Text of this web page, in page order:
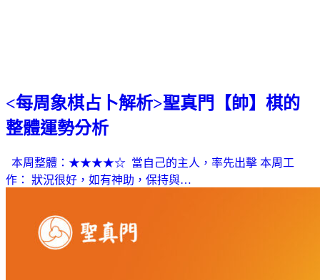
<每周象棋占卜解析>聖真門【帥】棋的
整體運勢分析
本周整體：★★★★☆ 當自己的主人，率先出擊 本周工
作： 狀況很好，如有神助，保持與…